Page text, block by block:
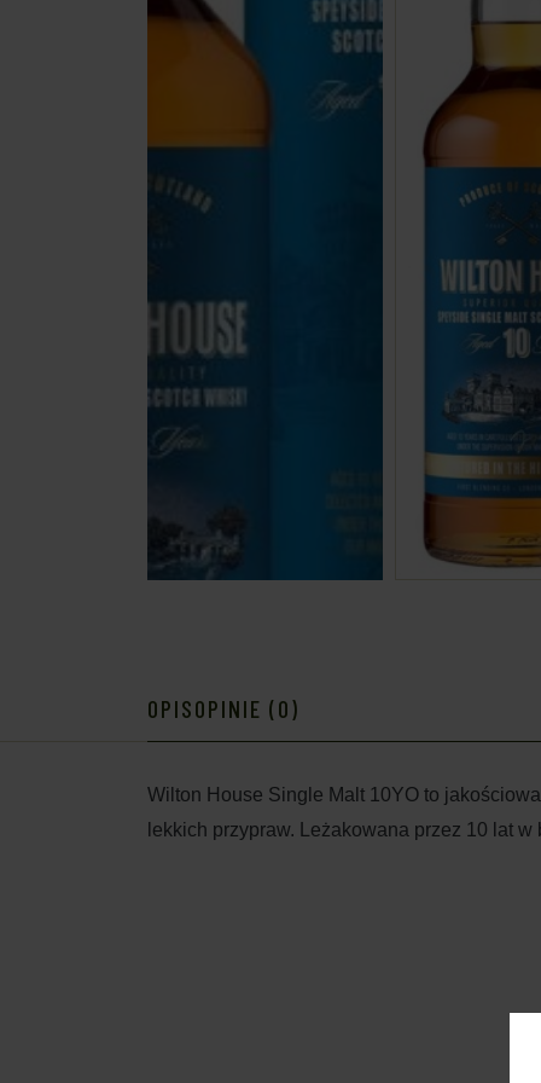
OPISOPINIE (0)
Wilton House Single Malt 10YO to
lekkich przypraw. Leżakowana przez 10 lat